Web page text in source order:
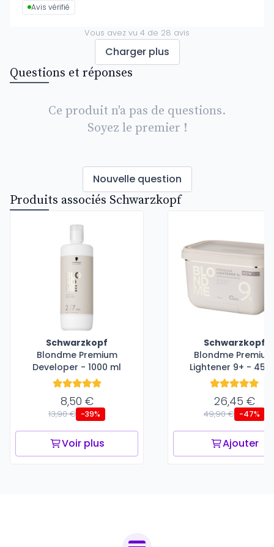
Avis vérifié
Vous avez vu 4 de 28 avis
Charger plus
Questions et réponses
Ce produit n'a pas de questions.
Soyez le premier !
Nouvelle question
Produits associés Schwarzkopf
Schwarzkopf
Blondme Premium
Developer - 1000 ml
8,50 €
13,90 € -39%
Voir plus
Schwarzkopf
Blondme
Lightener 9+ - 450
26,45 €
49,90 € -47%
Ajouter